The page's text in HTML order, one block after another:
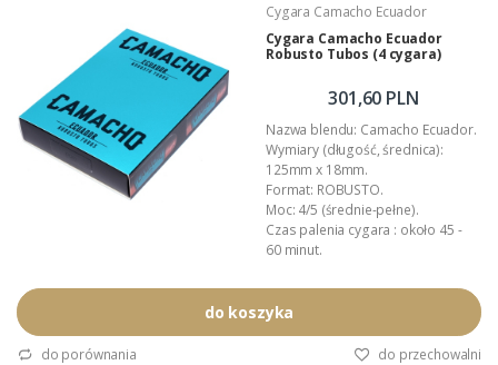
Opakowanie: aluminiowa,
lakierowana tuba.
Podana wartość to: cena za...
Cygara Camacho Ecuador
Cygara Camacho Ecuador
Robusto Tubos (4 cygara)
301,60 PLN
Nazwa blendu: Camacho Ecuador.
Wymiary (długość, średnica):
125mm x 18mm.
Format: ROBUSTO.
Moc: 4/5 (średnie-pełne).
Czas palenia cygara : około 45 -
60 minut.
Pochodzenie: Honduras.
Manufaktura: Diadema Cigars de
Wykonanie: całkowicie ręczne.
do koszyka
do porównania do przechowalni